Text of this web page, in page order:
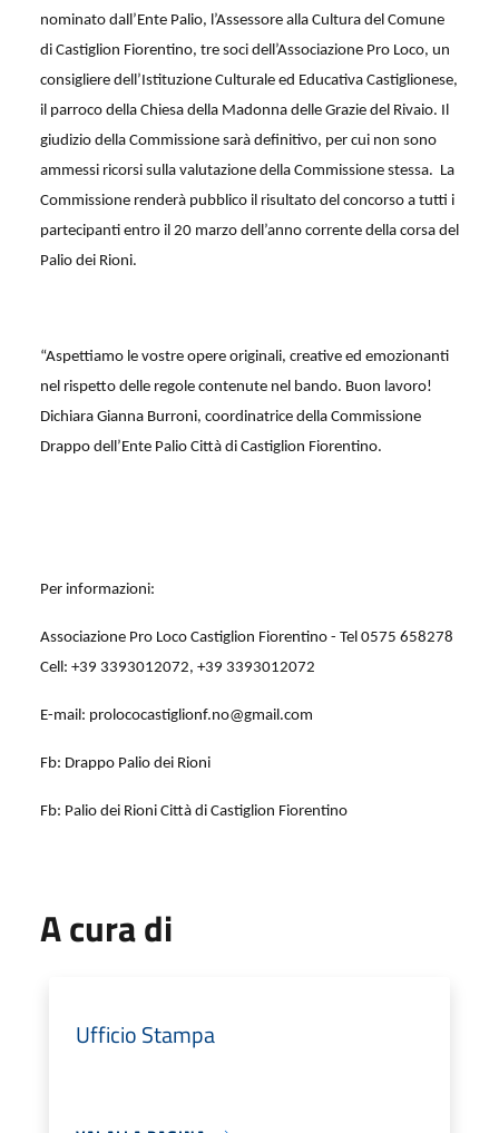
nominato dall’Ente Palio, l’Assessore alla Cultura del Comune
di Castiglion Fiorentino, tre soci dell’Associazione Pro Loco, un
consigliere dell’Istituzione Culturale ed Educativa Castiglionese,
il parroco della Chiesa della Madonna delle Grazie del Rivaio. Il
giudizio della Commissione sarà definitivo, per cui non sono
ammessi ricorsi sulla valutazione della Commissione stessa. La
Commissione renderà pubblico il risultato del concorso a tutti i
partecipanti entro il 20 marzo dell’anno corrente della corsa del
Palio dei Rioni.
“Aspettiamo le vostre opere originali, creative ed emozionanti
nel rispetto delle regole contenute nel bando. Buon lavoro!
Dichiara Gianna Burroni, coordinatrice della Commissione
Drappo dell’Ente Palio Città di Castiglion Fiorentino.
Per informazioni:
Associazione Pro Loco Castiglion Fiorentino - Tel 0575 658278
Cell: +39 3393012072, +39 3393012072
E-mail: prolococastiglionf.no@gmail.com
Fb: Drappo Palio dei Rioni
Fb: Palio dei Rioni Città di Castiglion Fiorentino
A cura di
Ufficio Stampa